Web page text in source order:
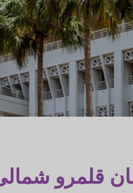
قلمرو